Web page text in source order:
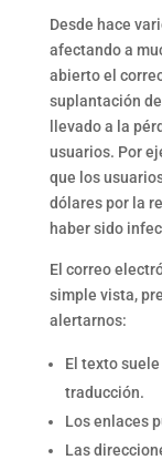
Desde hace
afectando a
abierto el
suplantación
llevado a la
usuarios. Por
que los
dólares por la
haber sido
El correo
simple vista,
alertarnos:
El texto
traducción.
Los enlaces
Las